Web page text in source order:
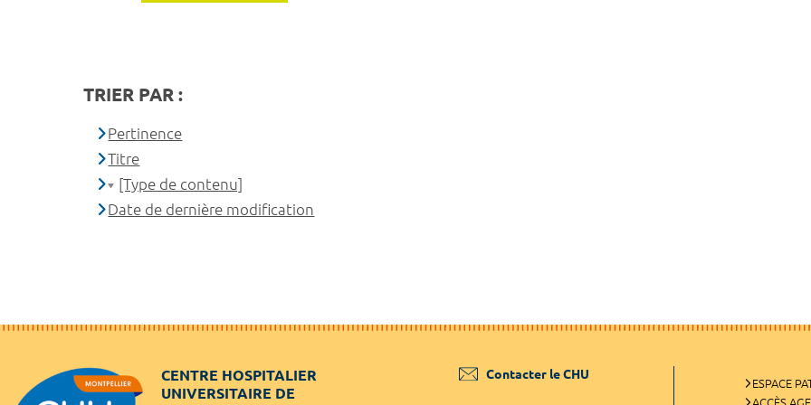
TRIER PAR :
Pertinence
Titre
[Type de contenu]
Date de dernière modification
CENTRE HOSPITALIER
UNIVERSITAIRE DE
Contacter le CHU
ESPACE
ACCÈS